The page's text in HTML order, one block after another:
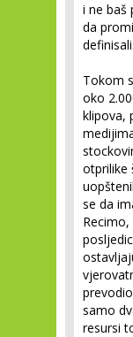
i ne baš
da
definisali.
Tokom
oko
klipova,
otprilike
se da
samo
resursi